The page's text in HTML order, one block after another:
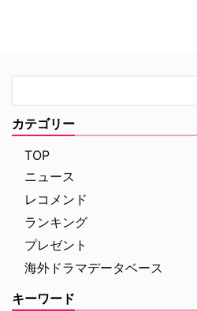
カテゴリー
TOP
ニュース
レコメンド
ランキング
プレゼント
海外ドラマデータベース
キーワード